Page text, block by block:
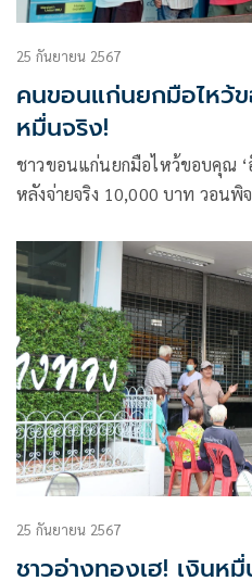
25 กันยายน 2567
คนขอนแก่นยกมือไหว้
หมื่นจริง!
ชาวขอนแก่นยกมือไหว้ขอบคุณ ‘
หลังจ่ายจริง 10,000 บาท วอนพิ
25 กันยายน 2567
ชาวอ่างทองเฮ! เงินห